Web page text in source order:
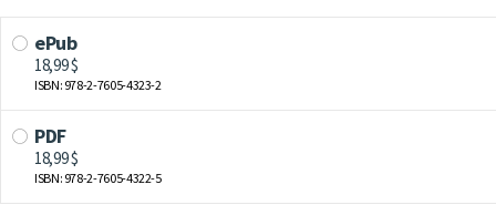
ePub
18,99 $
ISBN: 978-2-7605-4323-2
PDF
18,99 $
ISBN: 978-2-7605-4322-5